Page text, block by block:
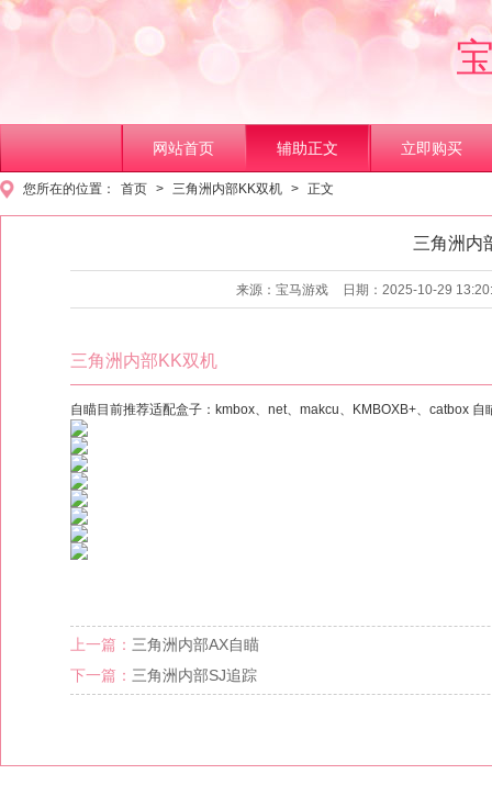
网站首页 辅助正文 立即购买
您所在的位置： 首页 > 三角洲内部KK双机 > 正文
三角洲内
来源：宝马游戏 日期：2025-10-29
三角洲内部KK双机
自瞄目前推荐适配盒子：kmbox、net、makcu、KMBOXB+、catbox 自
上一篇： 三角洲内部AX自瞄
下一篇： 三角洲内部SJ追踪